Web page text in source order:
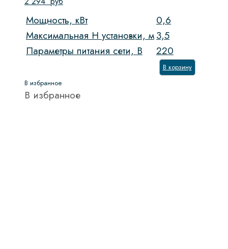
Мощность, кВт
0,6
Максимальная H установки, м3,5
Параметры питания сети, В
220
В корзину
В избранное
В избранное